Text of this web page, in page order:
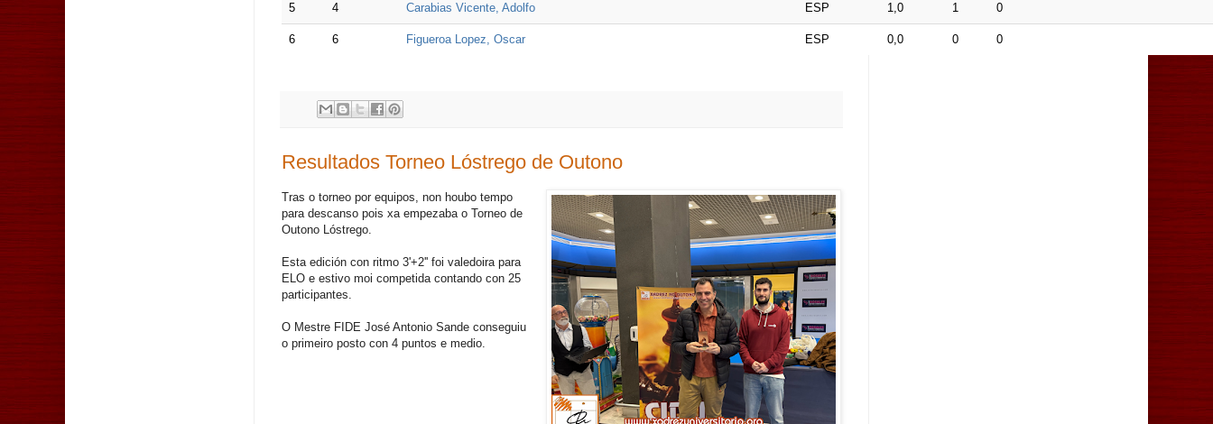
5 4 Carabias Vicente, Adolfo ESP 1,0 1 0
6 6 Figueroa Lopez, Oscar ESP 0,0 0 0
Resultados Torneo Lóstrego de Outono
Tras o torneo por equipos, non houbo tempo
para descanso pois xa empezaba o Torneo de
Outono Lóstrego.
Esta edición con ritmo 3'+2'' foi valedoira para
ELO e estivo moi competida contando con 25
participantes.
O Mestre FIDE José Antonio Sande conseguiu
o primeiro posto con 4 puntos e medio.